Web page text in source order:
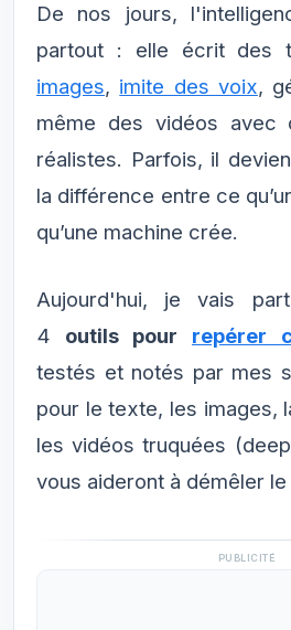
De nos jours,
partout : elle écrit des
images, imite des voix,
même des vidéos avec
réalistes. Parfois, il
la différence entre ce
qu’une machine crée.
Aujourd'hui, je vais
4 outils pour repérer
testés et notés par mes
pour le texte, les images,
les vidéos truquées
vous aideront à démêler
PUBLICITÉ